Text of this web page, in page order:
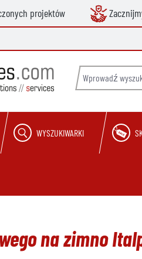
projektów
WYSZUKIWARKI
na zimno